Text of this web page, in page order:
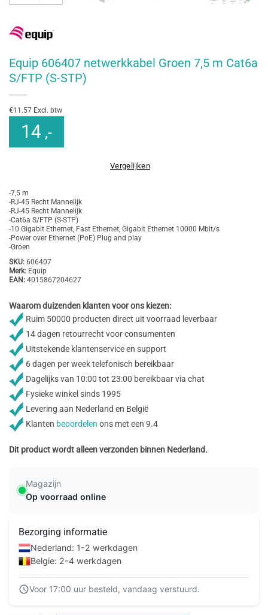
Equip 606407 netwerkkabel Groen 7,5 m Cat6a
S/FTP (S-STP)
€11.57 Excl. btw
14 ,-
Vergelijken
-7,5 m
-RJ-45 Recht Mannelijk
-RJ-45 Recht Mannelijk
-Cat6a S/FTP (S-STP)
-10 Gigabit Ethernet, Fast Ethernet, Gigabit Ethernet 10000 Mbit/s
-Power over Ethernet (PoE) Plug and play
-Groen
SKU: 606407
Merk: Equip
EAN: 4015867204627
Waarom duizenden klanten voor ons kiezen:
Ruim 50000 producten direct uit voorraad leverbaar
14 dagen retourrecht voor consumenten
Uitstekende klantenservice en support
6 dagen per week telefonisch bereikbaar
Dagelijks van 10:00 tot 23:00 bereikbaar via chat
Fysieke winkel sinds 1995
Levering aan Nederland en België
Klanten beoordelen ons met een 9.4
Dit product wordt alleen verzonden binnen Nederland.
Magazijn
Op voorraad online
Bezorging informatie
Nederland: 1-2 werkdagen
Belgie: 2-4 werkdagen
Voor 17:00 uur besteld, vandaag verstuurd.